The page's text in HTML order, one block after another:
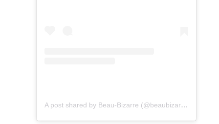
A post shared by Beau-Bizarre (@beaubizarre_leshop)